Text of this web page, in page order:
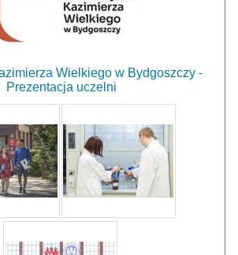
Wielkiego w Bydgoszczy -
Prezentacja uczelni